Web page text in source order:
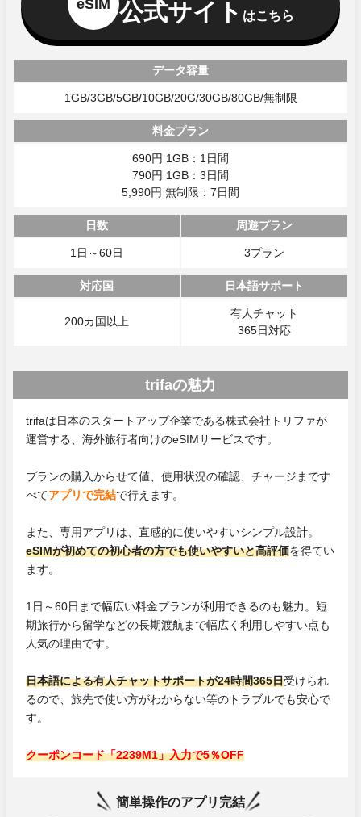
eSIM 公式サイト はこちら
データ容量
1GB/3GB/5GB/10GB/20G/30GB/80GB/無制限
料金プラン
690円 1GB：1日間
790円 1GB：3日間
5,990円 無制限：7日間
日数 周遊プラン
1日～60日 3プラン
対応国 日本語サポート
200カ国以上
有人チャット
365日対応
trifaの魅力
trifaは日本のスタートアップ企業である株式会社トリファが
運営する、海外旅行者向けのeSIMサービスです。
プランの購入からせて値、使用状況の確認、チャージまです
べてアプリで完結で行えます。
また、専用アプリは、直感的に使いやすいシンプル設計。
eSIMが初めての初心者の方でも使いやすいと高評価を得てい
ます。
1日～60日まで幅広い料金プランが利用できるのも魅力。短
期旅行から留学などの長期渡航まで幅広く利用しやすい点も
人気の理由です。
日本語による有人チャットサポートが24時間365日受けられ
るので、旅先で使い方がわからない等のトラブルでも安心で
す。
クーポンコード「2239M1」入力で5％OFF
簡単操作のアプリ完結